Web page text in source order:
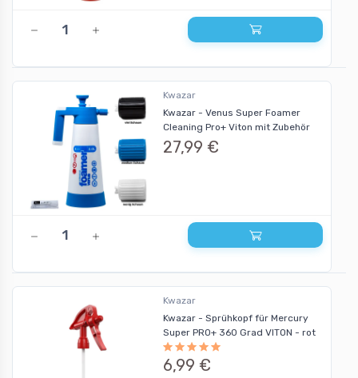
Kwazar
Kwazar - Venus Super Foamer
Cleaning Pro+ Viton mit Zubehör
27,99 €
Kwazar
Kwazar - Sprühkopf für Mercury
Super PRO+ 360 Grad VITON - rot
6,99 €